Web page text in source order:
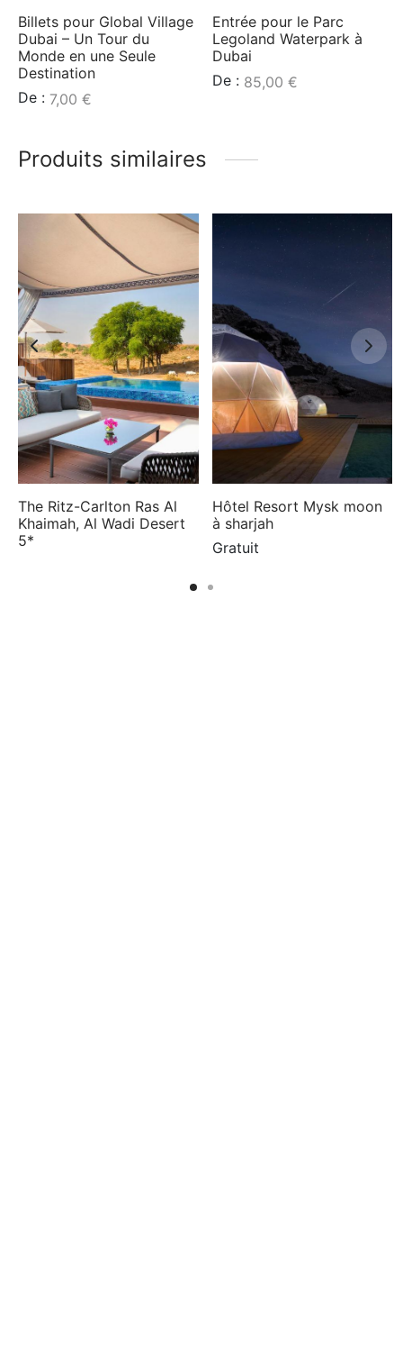
Billets pour Global Village
Dubai – Un Tour du
Monde en une Seule
Destination
De : 7,00 €
Entrée pour le Parc
Legoland Waterpark à
Dubai
De : 85,00 €
Produits similaires
The Ritz-Carlton Ras Al
Khaimah, Al Wadi Desert
5*
Hôtel Resort Mysk moon
à sharjah
Gratuit